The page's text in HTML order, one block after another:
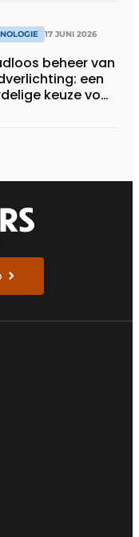
17 JUNI 2026
beheer van
een
keuze voor